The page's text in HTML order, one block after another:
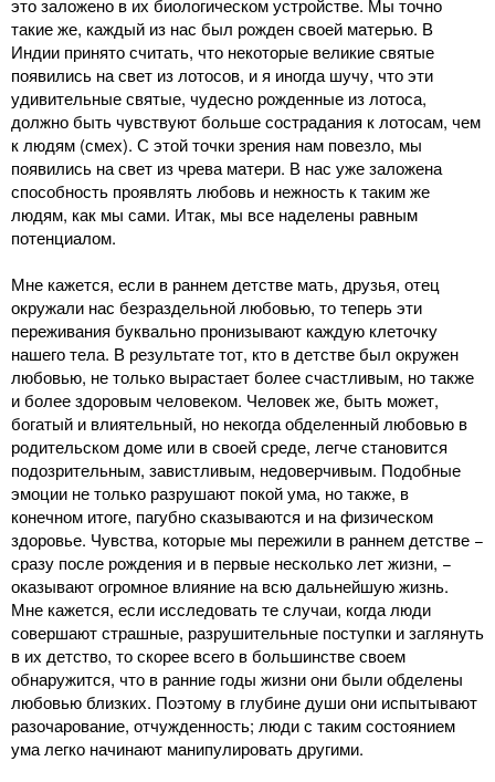
это заложено в их биологическом устройстве. Мы точно
такие же, каждый из нас был рожден своей матерью. В
Индии принято считать, что некоторые великие святые
появились на свет из лотосов, и я иногда шучу, что эти
удивительные святые, чудесно рожденные из лотоса,
должно быть чувствуют больше сострадания к лотосам, чем
к людям (смех). С этой точки зрения нам повезло, мы
появились на свет из чрева матери. В нас уже заложена
способность проявлять любовь и нежность к таким же
людям, как мы сами. Итак, мы все наделены равным
потенциалом.
Мне кажется, если в раннем детстве мать, друзья, отец
окружали нас безраздельной любовью, то теперь эти
переживания буквально пронизывают каждую клеточку
нашего тела. В результате тот, кто в детстве был окружен
любовью, не только вырастает более счастливым, но также
и более здоровым человеком. Человек же, быть может,
богатый и влиятельный, но некогда обделенный любовью в
родительском доме или в своей среде, легче становится
подозрительным, завистливым, недоверчивым. Подобные
эмоции не только разрушают покой ума, но также, в
конечном итоге, пагубно сказываются и на физическом
здоровье. Чувства, которые мы пережили в раннем детстве −
сразу после рождения и в первые несколько лет жизни, −
оказывают огромное влияние на всю дальнейшую жизнь.
Мне кажется, если исследовать те случаи, когда люди
совершают страшные, разрушительные поступки и заглянуть
в их детство, то скорее всего в большинстве своем
обнаружится, что в ранние годы жизни они были обделены
любовью близких. Поэтому в глубине души они испытывают
разочарование, отчужденность; люди с таким состоянием
ума легко начинают манипулировать другими.